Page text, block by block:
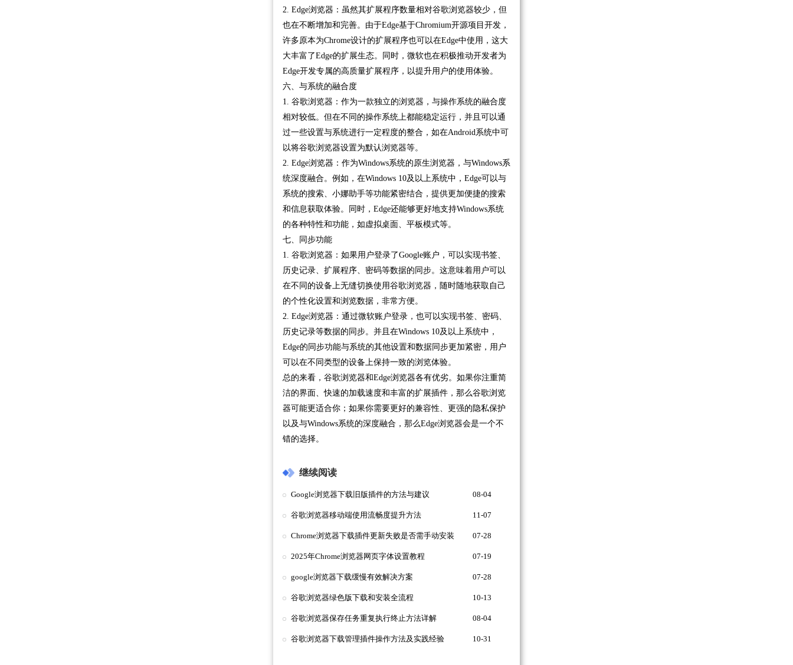
2. Edge浏览器：虽然其扩展程序数量相对谷歌浏览器较少，但
也在不断增加和完善。由于Edge基于Chromium开源项目开发，
许多原本为Chrome设计的扩展程序也可以在Edge中使用，这大
大丰富了Edge的扩展生态。同时，微软也在积极推动开发者为
Edge开发专属的高质量扩展程序，以提升用户的使用体验。
六、与系统的融合度
1. 谷歌浏览器：作为一款独立的浏览器，与操作系统的融合度
相对较低。但在不同的操作系统上都能稳定运行，并且可以通
过一些设置与系统进行一定程度的整合，如在Android系统中可
以将谷歌浏览器设置为默认浏览器等。
2. Edge浏览器：作为Windows系统的原生浏览器，与Windows系
统深度融合。例如，在Windows 10及以上系统中，Edge可以与
系统的搜索、小娜助手等功能紧密结合，提供更加便捷的搜索
和信息获取体验。同时，Edge还能够更好地支持Windows系统
的各种特性和功能，如虚拟桌面、平板模式等。
七、同步功能
1. 谷歌浏览器：如果用户登录了Google账户，可以实现书签、
历史记录、扩展程序、密码等数据的同步。这意味着用户可以
在不同的设备上无缝切换使用谷歌浏览器，随时随地获取自己
的个性化设置和浏览数据，非常方便。
2. Edge浏览器：通过微软账户登录，也可以实现书签、密码、
历史记录等数据的同步。并且在Windows 10及以上系统中，
Edge的同步功能与系统的其他设置和数据同步更加紧密，用户
可以在不同类型的设备上保持一致的浏览体验。
总的来看，谷歌浏览器和Edge浏览器各有优劣。如果你注重简
洁的界面、快速的加载速度和丰富的扩展插件，那么谷歌浏览
器可能更适合你；如果你需要更好的兼容性、更强的隐私保护
以及与Windows系统的深度融合，那么Edge浏览器会是一个不
错的选择。
继续阅读
Google浏览器下载旧版插件的方法与建议 08-04
谷歌浏览器移动端使用流畅度提升方法 11-07
Chrome浏览器下载插件更新失败是否需手动安装 07-28
2025年Chrome浏览器网页字体设置教程 07-19
google浏览器下载缓慢有效解决方案 07-28
谷歌浏览器绿色版下载和安装全流程 10-13
谷歌浏览器保存任务重复执行终止方法详解 08-04
谷歌浏览器下载管理插件操作方法及实践经验 10-31